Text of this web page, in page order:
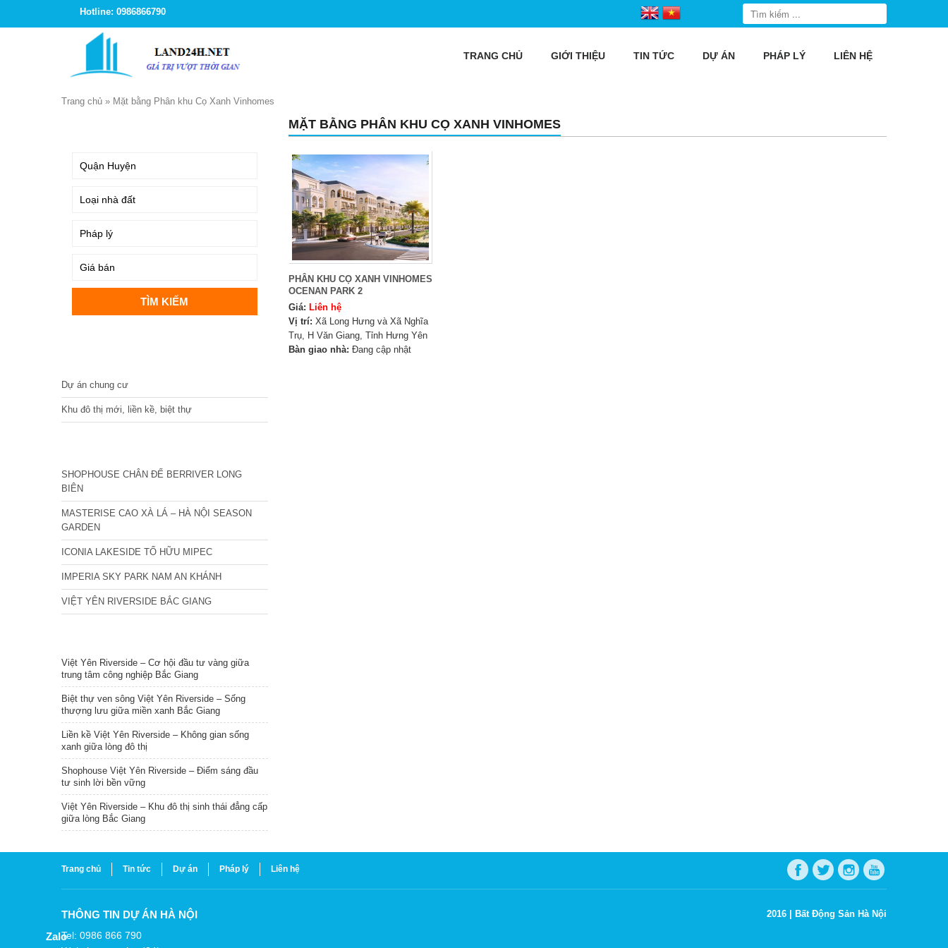
Hotline: 0986866790
TRANG CHỦ GIỚI THIỆU TIN TỨC DỰ ÁN PHÁP LÝ LIÊN HỆ
Trang chủ » Mặt bằng Phân khu Cọ Xanh Vinhomes
MẶT BẰNG PHÂN KHU CỌ XANH VINHOMES
PHÂN KHU CỌ XANH VINHOMES
OCENAN PARK 2
Giá: Liên hệ
Vị trí: Xã Long Hưng và Xã Nghĩa
Trụ, H Văn Giang, Tỉnh Hưng Yên
Bàn giao nhà: Đang cập nhật
Dự án chung cư
Khu đô thị mới, liền kề, biệt thự
SHOPHOUSE CHÂN ĐẾ BERRIVER LONG
BIÊN
MASTERISE CAO XÀ LÁ – HÀ NỘI SEASON
GARDEN
ICONIA LAKESIDE TỐ HỮU MIPEC
IMPERIA SKY PARK NAM AN KHÁNH
VIỆT YÊN RIVERSIDE BẮC GIANG
Việt Yên Riverside – Cơ hội đầu tư vàng giữa
trung tâm công nghiệp Bắc Giang
Biệt thự ven sông Việt Yên Riverside – Sống
thượng lưu giữa miền xanh Bắc Giang
Liền kề Việt Yên Riverside – Không gian sống
xanh giữa lòng đô thị
Shophouse Việt Yên Riverside – Điểm sáng đầu
tư sinh lời bền vững
Việt Yên Riverside – Khu đô thị sinh thái đẳng cấp
giữa lòng Bắc Giang
Trang chủ Tin tức Dự án Pháp lý Liên hệ
THÔNG TIN DỰ ÁN HÀ NỘI
Tel: 0986 866 790
2016 | Bất Động Sản Hà Nội
Zalo